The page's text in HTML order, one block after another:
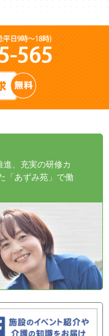
、充実の研修カ
「あずみ苑」で働